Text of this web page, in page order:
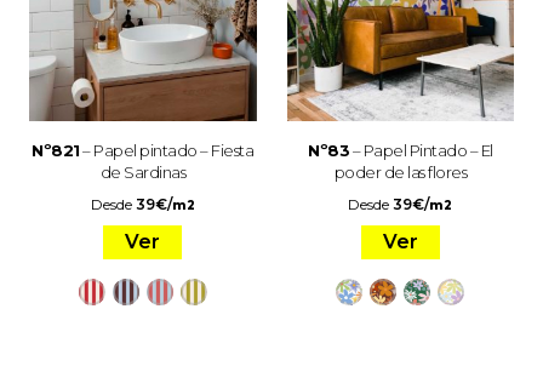
Nº821– Papel pintado – Fiesta
de Sardinas
Desde 39€/m2
Ver
Nº83– Papel Pintado – El
poder de las flores
Desde39€/m2
Ver